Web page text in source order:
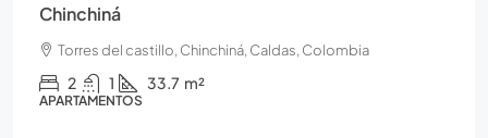
Chinchiná
Torres del castillo, Chinchiná, Caldas, Colombia
2 1 33.7 m²
APARTAMENTOS